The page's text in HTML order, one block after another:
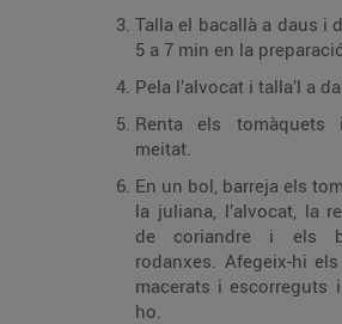
Talla el bacallà a daus i
5 a 7 min en la
Pela l’alvocat i talla’l a
Renta els
meitat.
En un bol, barreja els
la juliana, l’alvocat, la
de coriandre i els
rodanxes. Afegeix-hi
macerats i escorreguts
ho.